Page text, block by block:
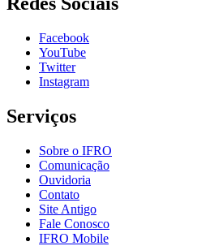
Facebook
YouTube
Twitter
Instagram
Serviços
Sobre o IFRO
Comunicação
Ouvidoria
Contato
Site Antigo
Fale Conosco
IFRO Mobile